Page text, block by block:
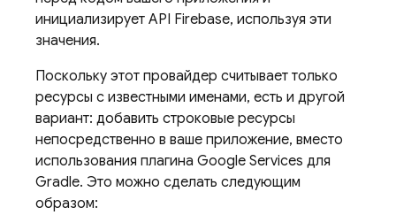
инициализирует API Firebase, используя эти
значения.
Поскольку этот провайдер считывает только
ресурсы с известными именами, есть и другой
вариант: добавить строковые ресурсы
непосредственно в ваше приложение, вместо
использования плагина Google Services для
Gradle. Это можно сделать следующим
образом: